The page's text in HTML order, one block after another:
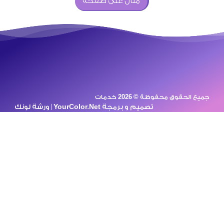
مجال الصرف الصحي ادوات
اطقم الجمامات ومعداته
ومستلزماته،[ .. ]
جميع الحقوق محفوظة © 2026 خدمات
تصميم و برمجة YourColor.Net | ورشة لونك